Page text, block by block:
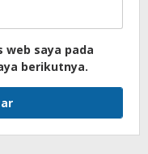
web saya pada
berikutnya.